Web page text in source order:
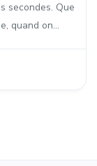
secondes. Que
quand on...